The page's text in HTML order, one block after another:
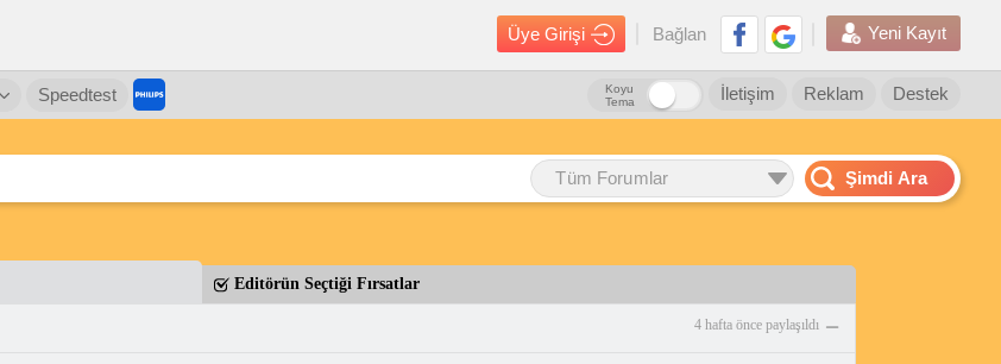
Üye Girişi Bağlan Yeni Kayıt
Speedtest Destek
Reklam
İletişim
Koyu
Tema
Tüm Forumlar Şimdi Ara
Editörün Seçtiği Fırsatlar
4 hafta önce paylaşıldı